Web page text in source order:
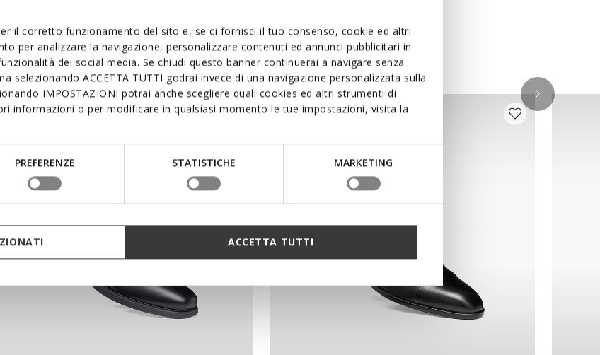
il corretto funzionamento del sito e, se ci fornisci il tuo consenso, cookie ed altri
per analizzare la navigazione, personalizzare contenuti ed annunci pubblicitari in
dei social media. Se chiudi questo banner continuerai a navigare senza
selezionando ACCETTA TUTTI godrai invece di una navigazione personalizzata sulla
IMPOSTAZIONI potrai anche scegliere quali cookies ed altri strumenti di
informazioni o per modificare in qualsiasi momento le tue impostazioni, visita la
PREFERENZE STATISTICHE MARKETING
ACCETTA TUTTI
3D